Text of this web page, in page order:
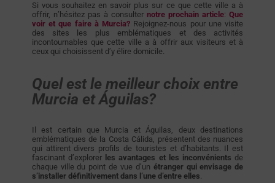
Si vous souhaitez en savoir plus sur ce que cette ville a à
offrir, n’hésitez pas à consulter notre prochain article: Que
voir et que faire à Murcia? Rejoignez-nous pour une visite
des sites les plus emblématiques et des activités
incontournables que cette ville a à offrir aux visiteurs et à
ceux qui choisissent d’y élire domicile.
Quel est le meilleur choix entre
Murcia et Águilas?
Il est certain que Murcia et Águilas, deux destinations
emblématiques de la Costa Cálida, présentent des nuances
qui attirent divers profils de touristes et d’habitants. Il est
fascinant d’explorer les avantages et les inconvénients de
chaque ville du point de vue d’un étranger qui envisage de
s’installer définitivement dans l’une d’entre elles